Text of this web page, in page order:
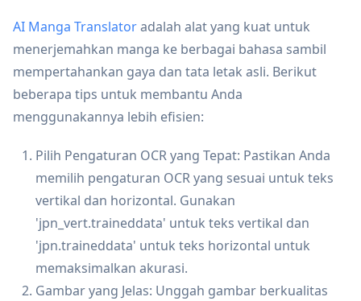
AI Manga Translatoradalah alat yang kuat untuk
menerjemahkan manga ke berbagai bahasa sambil
mempertahankan gaya dan tata letak asli. Berikut
beberapa tips untuk membantu Anda
menggunakannya lebih efisien:
Pilih Pengaturan OCR yang Tepat: Pastikan Anda
memilih pengaturan OCR yang sesuai untuk teks
vertikal dan horizontal. Gunakan
'jpn_vert.traineddata' untuk teks vertikal dan
'jpn.traineddata' untuk teks horizontal untuk
memaksimalkan akurasi.
Gambar yang Jelas: Unggah gambar berkualitas